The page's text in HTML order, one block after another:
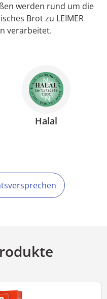
werden rund um die
Brot zu LEIMER
verarbeitet.
Halal